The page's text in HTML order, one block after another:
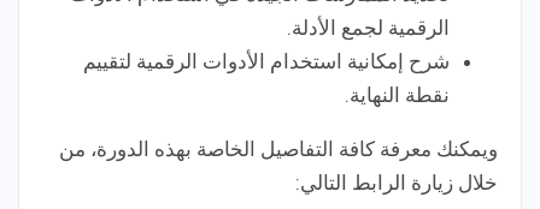
الرقمية لجمع الأدلة.
شرح إمكانية استخدام الأدوات الرقمية لتقييم
نقطة النهاية.
ويمكنك معرفة كافة التفاصيل الخاصة بهذه الدورة، من
خلال زيارة الرابط التالي: